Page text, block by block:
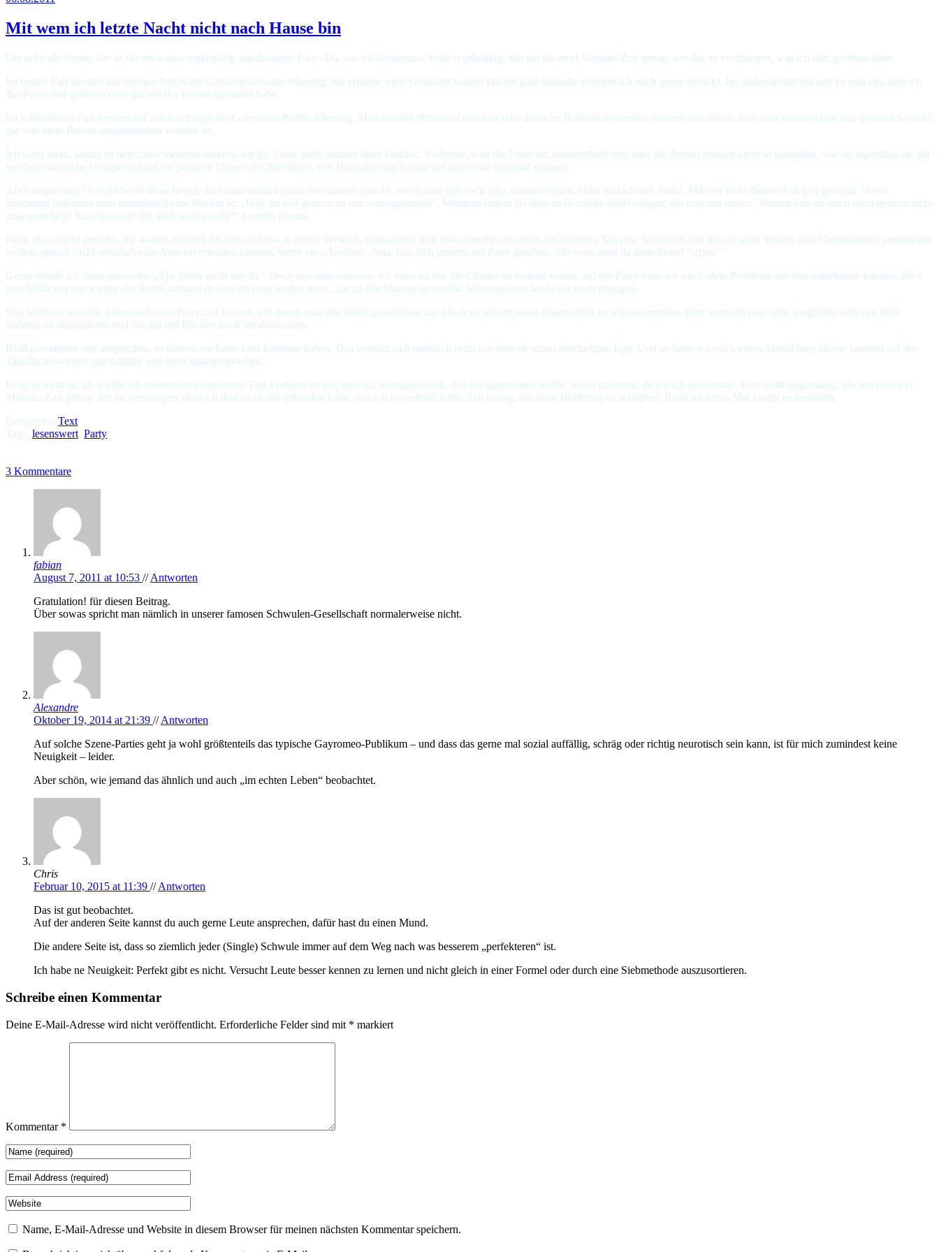
Mit wem ich letzte Nacht nicht nach Hause bin
Die schwule Szene, das ist für mich eine regelmäßig stattfindende Party. Da, wo ich herkomme, heißt regelmäßig: alle ein bis zwei Monate. Zeit genug, um das zu verdrängen, was ich dort gesehen habe.
Im besten Fall werden auf solchen Partys die Gayromeo-Profile lebendig: Ich erkenne viele Gesichter wieder (an ein paar hübsche erinnere ich mich gerne zurück), bei anderen fällt mir erst zu spät ein, dass ich
das Profil mal geöffnet oder gar mit der Person gechattet habe.
Im schlimmsten Fall werden auf solchen Partys die Gayromeo-Profile lebendig. Man erkennt plötzlich Gesichter oder ähnliche Körperteile wieder, erinnert sich daran, dass man sowas schon mal gesehen hat oder
gar von einer Person angeschrieben worden ist.
Ich weiß nicht, woran es liegt, aber meistens erkenne ich die Leute nicht anhand ihres Profiles. Vielleicht, weil die Fotos alt, unvorteilhaft sind oder die Person einfach nicht so darstellen, wie sie eigentlich ist. Da
werden männliche Hengste schnell zu passiven Diven: der Bart bleibt, den Hüftschwung konnte auf dem Foto niemand erahnen.
Aber ansprechen? Es gibt wohl diese Regel, dass man einfach nicht miteinander spricht, wenn man sich sieht oder wiedererkennt. Oder einfach nett findet. Mit nett ist in diesem Fall geil gemeint. Wenn
überhaupt bekommt man hinterher(!) eine Nachricht: „Hey, du bist gestern an mir vorbeigelaufen“. Meistens liefern sie aber nicht solche Steilvorlagen, die man mit einem „Warum hast du mich dann gestern nicht
angesprochen? Jetzt nützt mir das auch nichts mehr!“ kontern könnte.
Nein, es ist meist perfider. Sie warten nämlich bis zum Schluss in ihrem Versteck, beobachten dich und schreiben dir dann am nächsten Tag eine Nachricht, mit der sie wohl Wissen und Überlegenheit ausdrücken
wollen, jedoch nicht ernsthaft eine Antwort erwarten können, wenn sie schreiben: „Naa, hab dich gestern auf Party gesehen. Mit wem biste da denn heim? *grins* “
Gerne würde ich dann antworten „Tja, leider nicht mit dir.“ Doch meistens antworte ich dann nichts, die Chance ist erstmal vertan, auf der Party hätte ich mich ohne Probleme mit ihm unterhalten können, doch
jetzt bleibt mir nur wieder das Profil, anhand dessen ich entscheiden muss, ihn im Nachhinein zu treffen. Meistens entscheide ich mich dagegen.
Was bleibt ist also ein Abend auf einer Party, mit Leuten, mit denen man alle etwas gemeinsam hat. Doch es scheint keine Eigenschaft zu sein, die vereint. Eher versucht man sich, möglichst weit von dem
anderen zu distanzieren und ihn gar mit Blicken noch herabzusetzen.
Bloß niemanden real ansprechen, er könnte am Ende kein Interesse haben. Das verträgt sich natürlich nicht mit dem eh schon bröckeligen Ego. Und so finde ich mich einen Abend lang alleine tanzend auf der
Tanzfläche wieder, gut sichtbar und doch unangesprochen.
Es ist ja nicht so, als wollte ich niemanden ansprechen. Das Problem ist nur, dass ich niemanden sah, den ich ansprechen wollte. So ist das eben, da wo ich herkomme. Hier heißt regelmäßig: alle ein bis zwei
Monate. Zeit genug, um zu verdrängen, dass ich dort nicht das gefunden habe, was ich mir erhofft hatte. Zeit genug, um neue Hoffnung zu schöpfen. Beim nächsten Mal klappt es bestimmt.
Categories: Text
Tags: lesenswert, Party
3 Kommentare
fabian
August 7, 2011 at 10:53 // Antworten
Gratulation! für diesen Beitrag.
Über sowas spricht man nämlich in unserer famosen Schwulen-Gesellschaft normalerweise nicht.
Alexandre
Oktober 19, 2014 at 21:39 // Antworten
Auf solche Szene-Parties geht ja wohl größtenteils das typische Gayromeo-Publikum – und dass das gerne mal sozial auffällig, schräg oder richtig neurotisch sein kann, ist für mich zumindest keine
Neuigkeit – leider.
Aber schön, wie jemand das ähnlich und auch „im echten Leben“ beobachtet.
Chris
Februar 10, 2015 at 11:39 // Antworten
Das ist gut beobachtet.
Auf der anderen Seite kannst du auch gerne Leute ansprechen, dafür hast du einen Mund.
Die andere Seite ist, dass so ziemlich jeder (Single) Schwule immer auf dem Weg nach was besserem „perfekteren“ ist.
Ich habe ne Neuigkeit: Perfekt gibt es nicht. Versucht Leute besser kennen zu lernen und nicht gleich in einer Formel oder durch eine Siebmethode auszusortieren.
Schreibe einen Kommentar
Deine E-Mail-Adresse wird nicht veröffentlicht. Erforderliche Felder sind mit * markiert
Kommentar *
Name, E-Mail-Adresse und Website in diesem Browser für meinen nächsten Kommentar speichern.